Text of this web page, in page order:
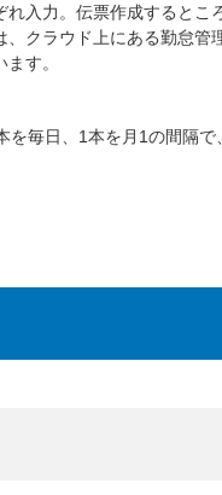
入力。伝票作成するとこ
クラウド上にある勤怠
す。
毎日、1本を月1の間隔で